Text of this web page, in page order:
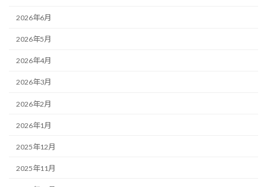
2026年6月
2026年5月
2026年4月
2026年3月
2026年2月
2026年1月
2025年12月
2025年11月